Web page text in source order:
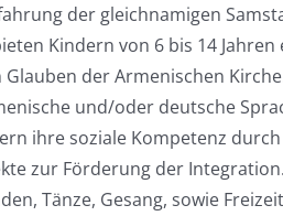
der gleichnamigen
Kindern von 6 bis 14
Glauben der Armenischen
und/oder deutsche
ihre soziale Kompetenz
zur Förderung der
Tänze, Gesang, sowie